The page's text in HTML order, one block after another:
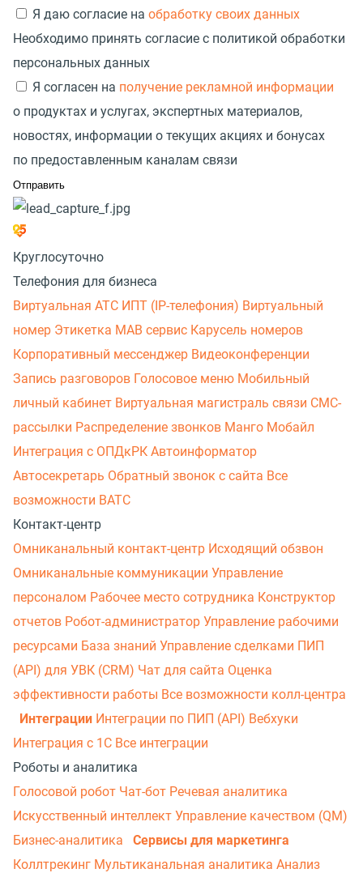
Я даю согласие на обработку своих данных
Необходимо принять согласие с политикой обработки
персональных данных
Я согласен на получение рекламной информации
о продуктах и услугах, экспертных материалов,
новостях, информации о текущих акциях и бонусах
по предоставленным каналам связи
Круглосуточно
Телефония для бизнеса
Виртуальная АТС ИПТ (IP-телефония) Виртуальный
номер Этикетка МАВ сервис Карусель номеров
Корпоративный мессенджер Видеоконференции
Запись разговоров Голосовое меню Мобильный
личный кабинет Виртуальная магистраль связи СМС-
рассылки Распределение звонков Манго Мобайл
Интеграция с ОПДкРК Автоинформатор
Автосекретарь Обратный звонок с сайта Все
возможности ВАТС
Контакт-центр
Омниканальный контакт-центр Исходящий обзвон
Омниканальные коммуникации Управление
персоналом Рабочее место сотрудника Конструктор
отчетов Робот-администратор Управление рабочими
ресурсами База знаний Управление сделками ПИП
(API) для УВК (CRM) Чат для сайта Оценка
эффективности работы Все возможности колл-центра
Интеграции Интеграции по ПИП (API) Вебхуки
Интеграция с 1С Все интеграции
Роботы и аналитика
Голосовой робот Чат-бот Речевая аналитика
Искусственный интеллект Управление качеством (QM)
Бизнес-аналитика
Сервисы для маркетинга
Коллтрекинг Мультиканальная аналитика Анализ